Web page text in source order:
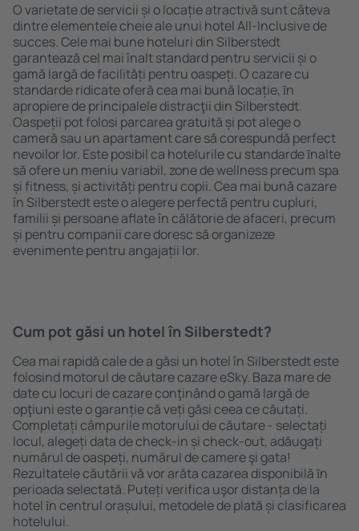
O varietate de servicii și o locație atractivă sunt câteva
dintre elementele cheie ale unui hotel All-Inclusive de
succes. Cele mai bune hoteluri din Silberstedt
garantează cel mai înalt standard pentru servicii și o
gamă largă de facilități pentru oaspeți. O cazare cu
standarde ridicate oferă cea mai bună locație, ȋn
apropiere de principalele distracţii din Silberstedt.
Oaspeții pot folosi parcarea gratuită și pot alege o
cameră sau un apartament care să corespundă perfect
nevoilor lor. Este posibil ca hotelurile cu standarde ȋnalte
să ofere un meniu variabil, zone de wellness precum spa
și fitness, și activități pentru copii. Cea mai bună cazare
în Silberstedt este o alegere perfectă pentru cupluri,
familii și persoane aflate în călătorie de afaceri, precum
și pentru companii care doresc să organizeze
evenimente pentru angajații lor.
Cum pot găsi un hotel în Silberstedt?
Cea mai rapidă cale de a găsi un hotel în Silberstedt este
folosind motorul de căutare cazare eSky. Baza mare de
date cu locuri de cazare conţinând o gamă largă de
opţiuni este o garanție că veți găsi ceea ce căutați.
Completați câmpurile motorului de căutare - selectați
locul, alegeți data de check-in și check-out, adăugați
numărul de oaspeți, numărul de camere şi gata!
Rezultatele căutării vă vor arăta cazarea disponibilă ȋn
perioada selectată. Puteți verifica uşor distanța de la
hotel ȋn centrul orașului, metodele de plată și clasificarea
hotelului.